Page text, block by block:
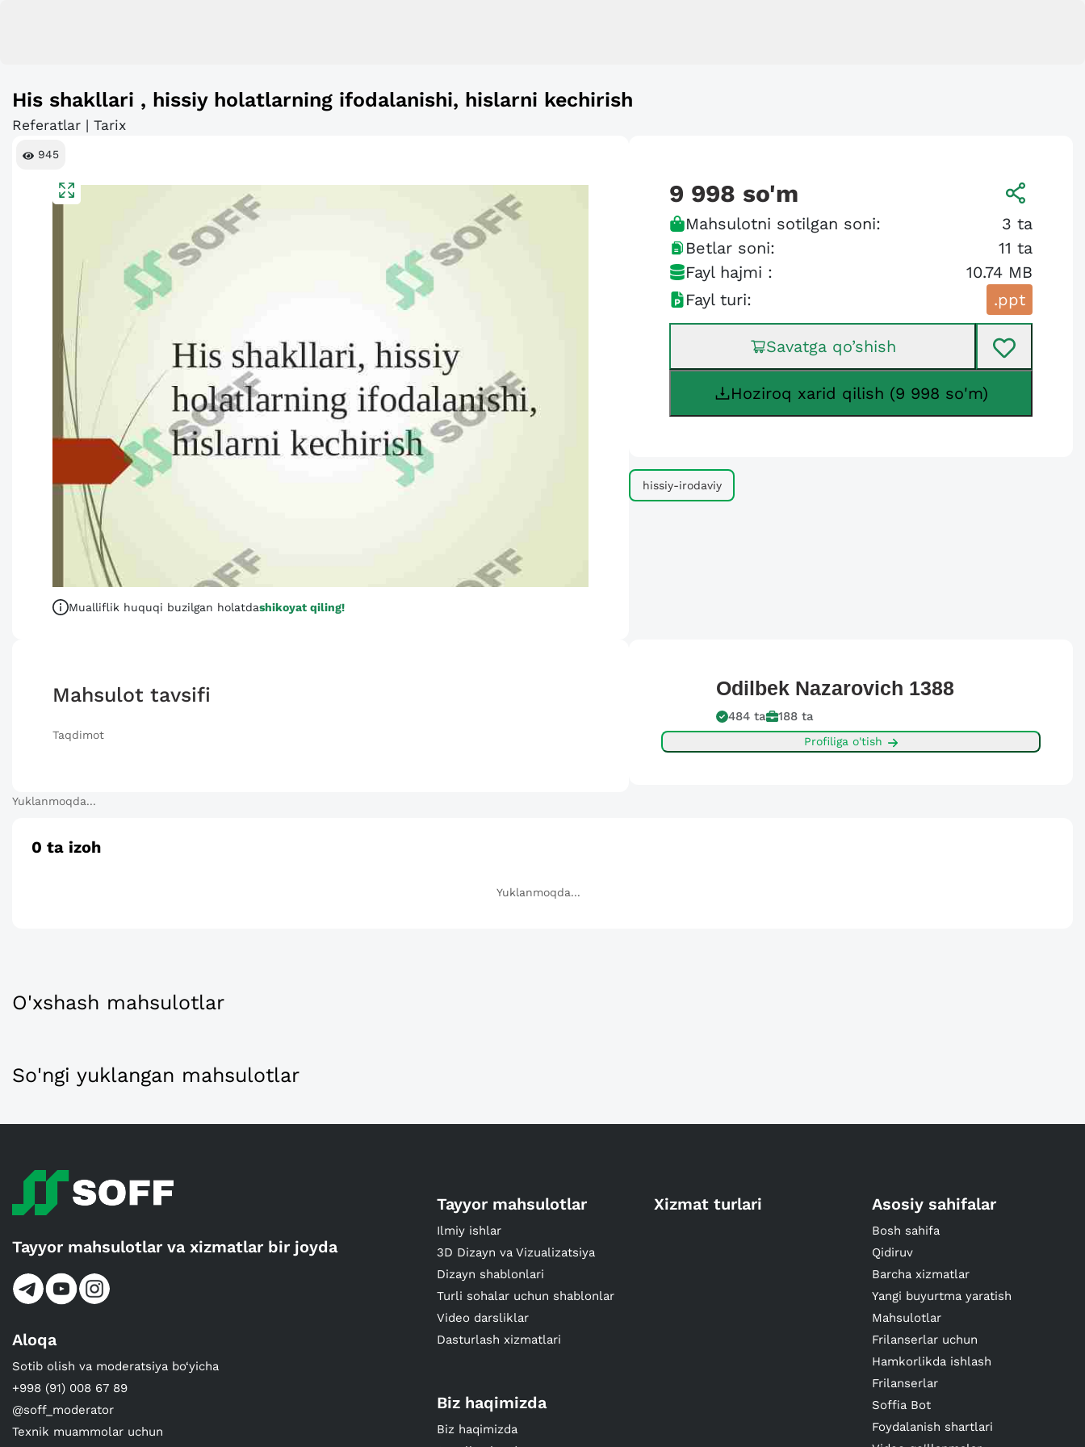
His shakllari , hissiy holatlarning ifodalanishi, hislarni kechirish
Referatlar | Tarix
945
Mualliflik huquqi buzilgan holatdashikoyat qiling!
9 998 so'm
Mahsulotni sotilgan soni: 3 ta
Betlar soni:
11 ta
Fayl hajmi :
10.74 MB
Fayl turi:
.ppt
Savatga qo’shish
Hoziroq xarid qilish (9 998 so'm)
hissiy-irodaviy
Mahsulot tavsifi
Taqdimot
Odilbek Nazarovich 1388
484 ta 188 ta
Profiliga o'tish
Yuklanmoqda...
0 ta izoh
Yuklanmoqda...
O'xshash mahsulotlar
So'ngi yuklangan mahsulotlar
Tayyor mahsulotlar va xizmatlar bir joyda
Aloqa
Sotib olish va moderatsiya bo‘yicha
+998 (91) 008 67 89
@soff_moderator
Texnik muammolar uchun
Tayyor mahsulotlar
Ilmiy ishlar
3D Dizayn va Vizualizatsiya
Dizayn shablonlari
Turli sohalar uchun shablonlar
Video darsliklar
Dasturlash xizmatlari
Xizmat turlari Asosiy sahifalar
Bosh sahifa
Qidiruv
Barcha xizmatlar
Yangi buyurtma yaratish
Mahsulotlar
Frilanserlar uchun
Hamkorlikda ishlash
Frilanserlar
Soffia Bot
Foydalanish shartlari
Biz haqimizda
Biz haqimizda